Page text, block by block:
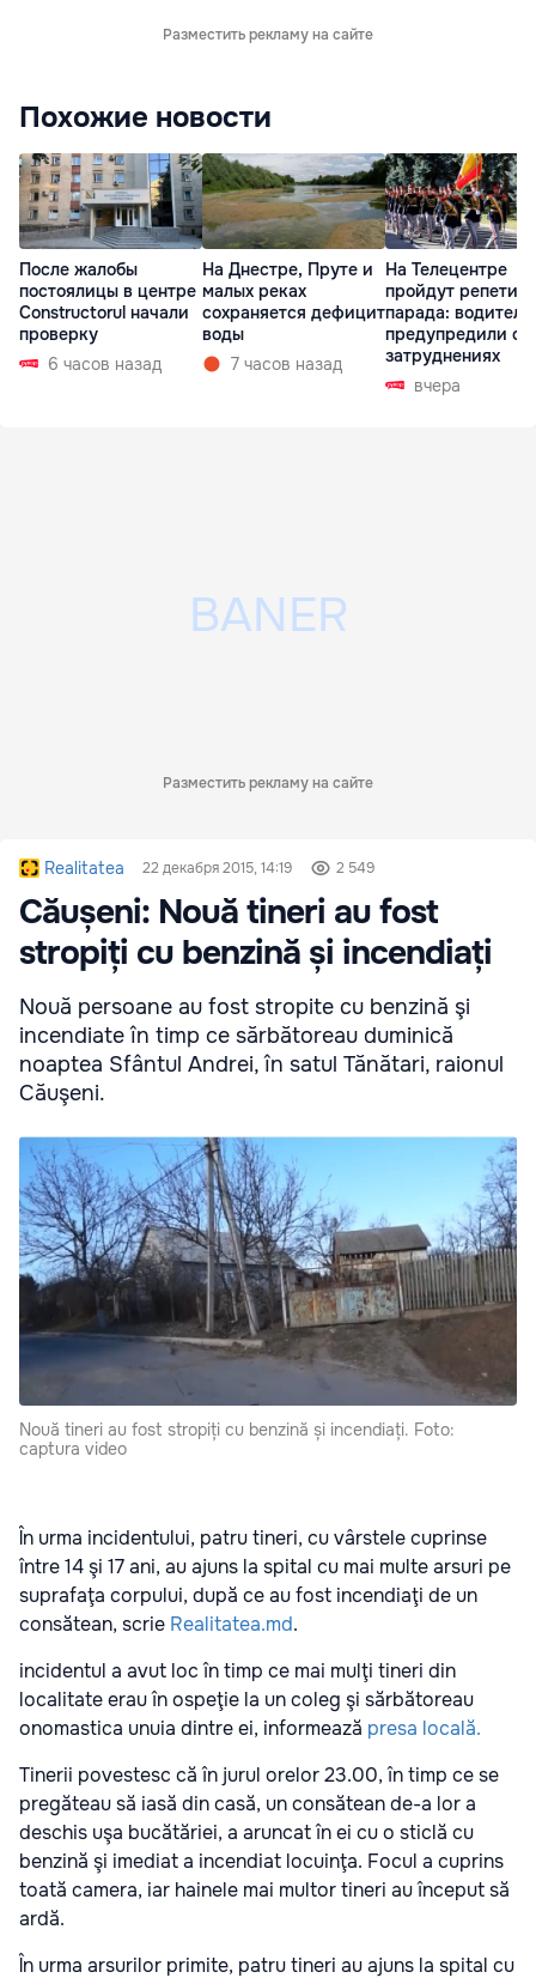
Разместить рекламу на сайте
Похожие новости
После жалобы
постоялицы в центре
Constructorul начали
проверку
6 часов назад
На Днестре, Пруте и
малых реках
сохраняется дефицит
воды
7 часов назад
На Телецентре
пройдут
парада:
предупредили о
затруднениях
вчера
Разместить рекламу на сайте
Realitatea 22 декабря 2015, 14:19 2 549
Căușeni: Nouă tineri au fost
stropiți cu benzină și incendiați
Nouă persoane au fost stropite cu benzină şi
incendiate în timp ce sărbătoreau duminică
noaptea Sfântul Andrei, în satul Tănătari, raionul
Căuşeni.
Nouă tineri au fost stropiți cu benzină și incendiați. Foto:
captura video
În urma incidentului, patru tineri, cu vârstele cuprinse
între 14 şi 17 ani, au ajuns la spital cu mai multe arsuri pe
suprafaţa corpului, după ce au fost incendiaţi de un
consătean, scrie Realitatea.md.
incidentul a avut loc în timp ce mai mulţi tineri din
localitate erau în ospeţie la un coleg şi sărbătoreau
onomastica unuia dintre ei, informează presa locală.
Tinerii povestesc că în jurul orelor 23.00, în timp ce se
pregăteau să iasă din casă, un consătean de-a lor a
deschis uşa bucătăriei, a aruncat în ei cu o sticlă cu
benzină şi imediat a incendiat locuinţa. Focul a cuprins
toată camera, iar hainele mai multor tineri au început să
ardă.
În urma arsurilor primite, patru tineri au ajuns la spital cu